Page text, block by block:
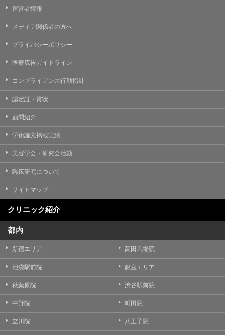
運営者情報
メディア関係者の方へ
プライバシーポリシー
医療広告ガイドライン
コンプライアンス行動指針
認定証・賞状
顧問紹介
学術論文掲載実績
美容学会・研究会活動
臨床研究について
サイトマップ
クリニック紹介
都内
新宿エリア 高田馬場院
池袋駅前院 銀座エリア
秋葉原院 渋谷駅前院
中野院 町田院
立川院 八王子院